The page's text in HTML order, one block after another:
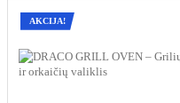
AKCIJA!